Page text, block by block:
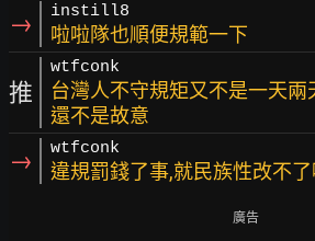
→ instill8
啦啦隊也順便規範一下
推
wtfconk
台灣人不守規矩又不是一天
還不是故意
→ wtfconk
違規罰錢了事,就民族性改不了
廣告